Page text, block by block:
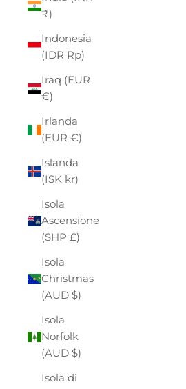
₹)
Indonesia
(IDR Rp)
Iraq (EUR
€)
Irlanda
(EUR €)
Islanda
(ISK kr)
Isola
Ascensione
(SHP £)
Isola
Christmas
(AUD $)
Isola
Norfolk
(AUD $)
Isola di